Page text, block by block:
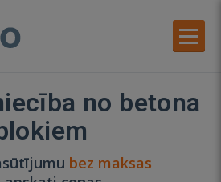
no betona
bez maksas